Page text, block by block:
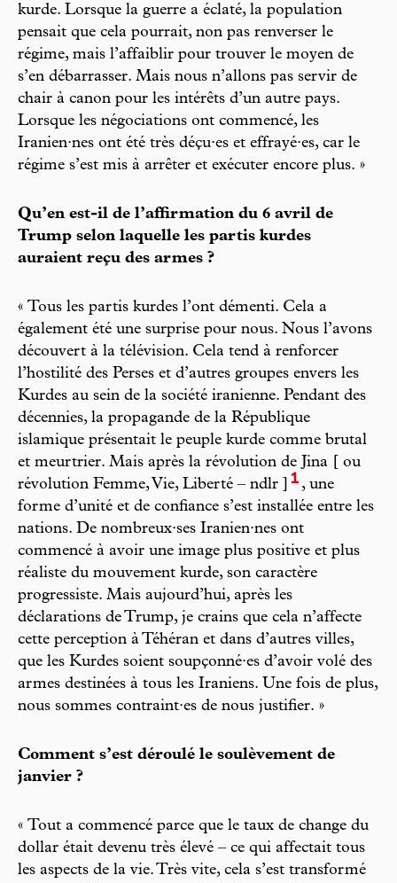
kurde. Lorsque la guerre a éclaté, la population
pensait que cela pourrait, non pas renverser le
régime, mais l’affaiblir pour trouver le moyen de
s’en débarrasser. Mais nous n’allons pas servir de
chair à canon pour les intérêts d’un autre pays.
Lorsque les négociations ont commencé, les
Iranien·nes ont été très déçu·es et effrayé·es, car le
régime s’est mis à arrêter et exécuter encore plus. »
Qu’en est-il de l’affirmation du 6 avril de
Trump selon laquelle les partis kurdes
auraient reçu des armes ?
« Tous les partis kurdes l’ont démenti. Cela a
également été une surprise pour nous. Nous l’avons
découvert à la télévision. Cela tend à renforcer
l’hostilité des Perses et d’autres groupes envers les
Kurdes au sein de la société iranienne. Pendant des
décennies, la propagande de la République
islamique présentait le peuple kurde comme brutal
et meurtrier. Mais après la révolution de Jina [ ou
révolution Femme, Vie, Liberté – ndlr ]
1 , une
forme d’unité et de confiance s’est installée entre les
nations. De nombreux·ses Iranien·nes ont
commencé à avoir une image plus positive et plus
réaliste du mouvement kurde, son caractère
progressiste. Mais aujourd’hui, après les
déclarations de Trump, je crains que cela n’affecte
cette perception à Téhéran et dans d’autres villes,
que les Kurdes soient soupçonné·es d’avoir volé des
armes destinées à tous les Iraniens. Une fois de plus,
nous sommes contraint·es de nous justifier. »
Comment s’est déroulé le soulèvement de
janvier ?
« Tout a commencé parce que le taux de change du
dollar était devenu très élevé – ce qui affectait tous
les aspects de la vie. Très vite, cela s’est transformé